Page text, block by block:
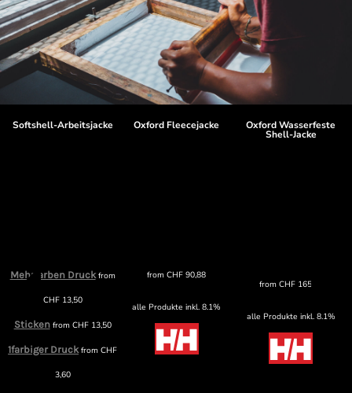
Softshell-Arbeitsjacke
Mehrfarben Druckfrom
CHF13,50
Stickenfrom CHF13,50
1farbiger DruckfromCHF
3,60
Oxford Fleecejacke
fromCHF 90,88
alle Produkte inkl. 8.1%
Oxford Wasserfeste
Shell-Jacke
from CHF165,89
alle Produkte inkl. 8.1%